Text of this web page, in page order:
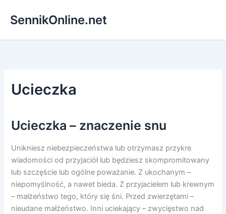
SennikOnline.net
Ucieczka
Ucieczka – znaczenie snu
Unikniesz niebezpieczeństwa lub otrzymasz przykre
wiadomości od przyjaciół lub będziesz skompromitowany
lub szczęście lub ogólne poważanie. Z ukochanym –
niepomyślność, a nawet bieda. Z przyjacielem lub krewnym
– małżeństwo tego, który się śni. Przed zwierzętami –
nieudane małżeństwo. Inni uciekający – zwycięstwo nad